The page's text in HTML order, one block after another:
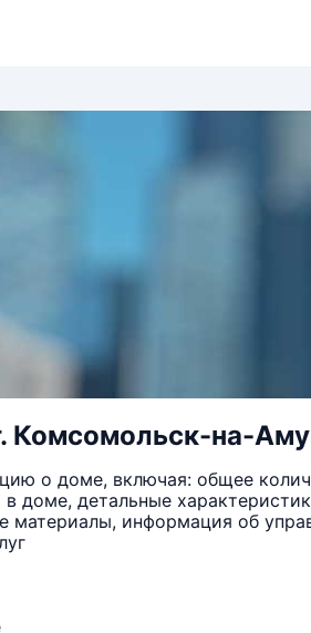
Комсомольск-на-
о доме, включая: общее
доме, детальные
материалы, информация об